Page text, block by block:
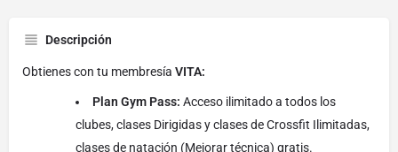
Descripción
Obtienes con tu membresía VITA:
Plan Gym Pass: Acceso ilimitado a todos los
clubes, clases Dirigidas y clases de Crossfit Ilimitadas,
clases de natación (Mejorar técnica) gratis.